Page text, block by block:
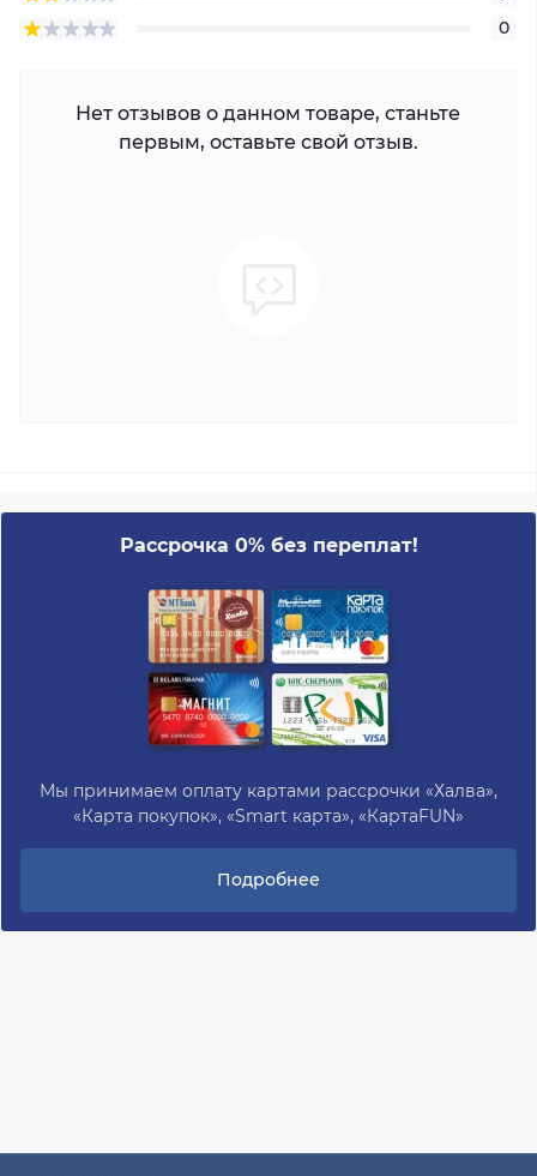
0
Нет отзывов о данном товаре, станьте
первым, оставьте свой отзыв.
Рассрочка 0% без переплат!
Мы принимаем оплату картами рассрочки «Халва»,
«Карта покупок», «Smart карта», «КартаFUN»
Подробнее